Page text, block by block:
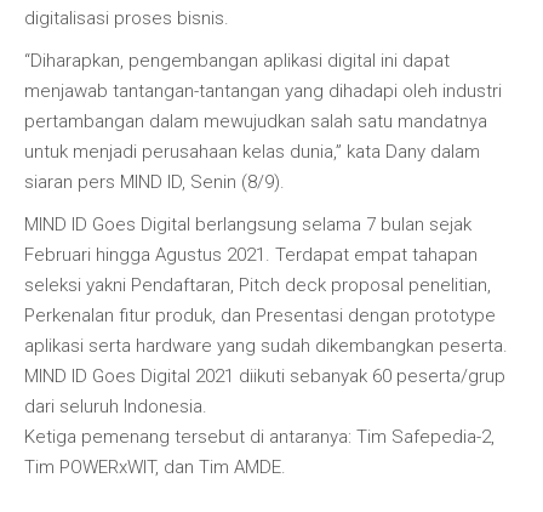
digitalisasi proses bisnis.
“Diharapkan, pengembangan aplikasi digital ini dapat
menjawab tantangan-tantangan yang dihadapi oleh industri
pertambangan dalam mewujudkan salah satu mandatnya
untuk menjadi perusahaan kelas dunia,” kata Dany dalam
siaran pers MIND ID, Senin (8/9).
MIND ID Goes Digital berlangsung selama 7 bulan sejak
Februari hingga Agustus 2021. Terdapat empat tahapan
seleksi yakni Pendaftaran, Pitch deck proposal penelitian,
Perkenalan fitur produk, dan Presentasi dengan prototype
aplikasi serta hardware yang sudah dikembangkan peserta.
MIND ID Goes Digital 2021 diikuti sebanyak 60 peserta/grup
dari seluruh Indonesia.
Ketiga pemenang tersebut di antaranya: Tim Safepedia-2,
Tim POWERxWIT, dan Tim AMDE.